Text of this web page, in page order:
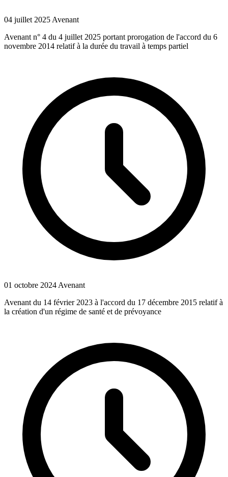
04 juillet 2025 Avenant
Avenant n° 4 du 4 juillet 2025 portant prorogation de l'accord du 6
novembre 2014 relatif à la durée du travail à temps partiel
01 octobre 2024 Avenant
Avenant du 14 février 2023 à l'accord du 17 décembre 2015 relatif à
la création d'un régime de santé et de prévoyance